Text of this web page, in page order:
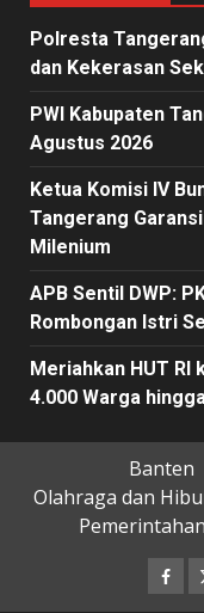
Polresta
dan Kekerasan
PWI Kabupaten
Agustus 2026
Ketua Komisi IV
Tangerang
Milenium
APB Sentil DWP:
Rombongan Istri
Meriahkan HUT RI
4.000 Warga
Banten
Olahraga dan
Pemerintahan